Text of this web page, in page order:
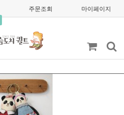
주문조회 마이페이지